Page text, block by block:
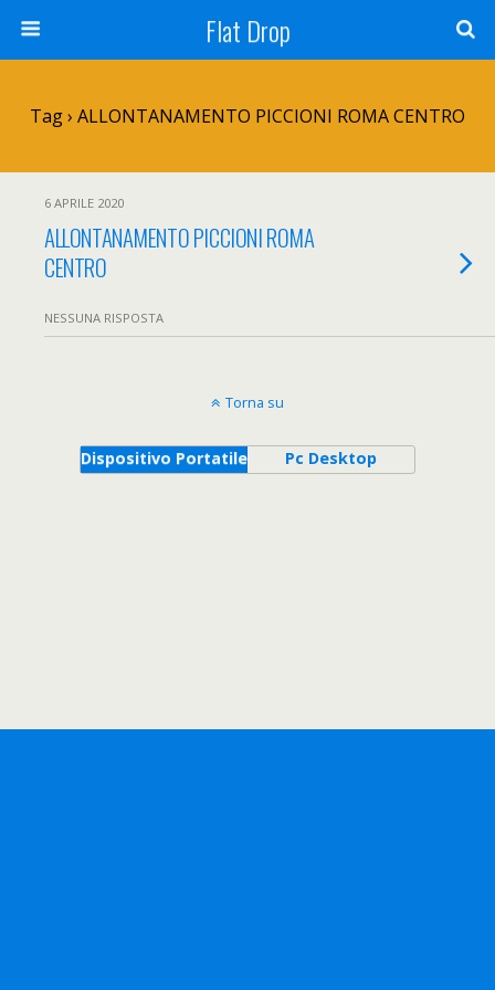
Flat Drop
Tag › ALLONTANAMENTO PICCIONI ROMA CENTRO
6 APRILE 2020
ALLONTANAMENTO PICCIONI ROMA
CENTRO
NESSUNA RISPOSTA
Torna su
Dispositivo Portatile Pc Desktop